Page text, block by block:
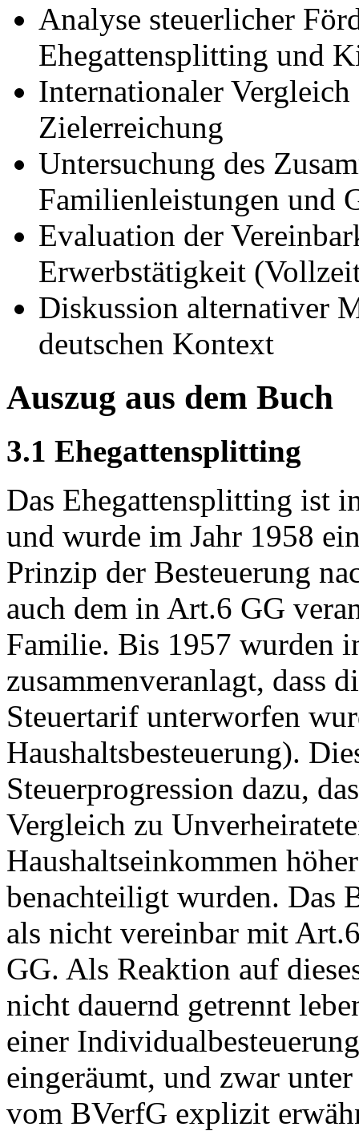
Analyse steuerlicher
Ehegattensplitting und
Internationaler
Zielerreichung
Untersuchung des
Familienleistungen und
Evaluation der
Erwerbstätigkeit
Diskussion alternativer
deutschen Kontext
Auszug aus dem Buch
3.1 Ehegattensplitting
Das Ehegattensplitting ist
und wurde im Jahr 1958
Prinzip der Besteuerung
auch dem in Art.6 GG
Familie. Bis 1957 wurden
zusammenveranlagt, dass
Steuertarif unterworfen
Haushaltsbesteuerung).
Steuerprogression dazu,
Vergleich zu
Haushaltseinkommen
benachteiligt wurden. Das
als nicht vereinbar mit
GG. Als Reaktion auf
nicht dauernd getrennt
einer
eingeräumt, und zwar
vom BVerfG explizit